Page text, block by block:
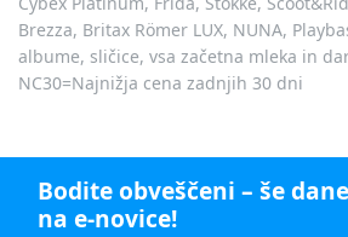
Brezza, Britax Römer LUX, NUNA,
albume, sličice, vsa začetna mleka in
NC30=Najnižja cena zadnjih 30 dni
Bodite obveščeni – še
na e-novice!